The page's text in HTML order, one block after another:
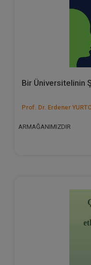
Bir Üniversitelinin
Prof. Dr. Erdener
ARMAĞANIMIZDIR